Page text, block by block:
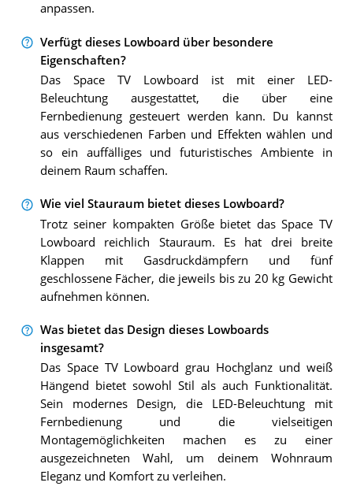
anpassen.
Verfügt dieses Lowboard über besondere
Eigenschaften?
Das Space TV Lowboard ist mit einer LED-
Beleuchtung ausgestattet, die über eine
Fernbedienung gesteuert werden kann. Du kannst
aus verschiedenen Farben und Effekten wählen und
so ein auffälliges und futuristisches Ambiente in
deinem Raum schaffen.
Wie viel Stauraum bietet dieses Lowboard?
Trotz seiner kompakten Größe bietet das Space TV
Lowboard reichlich Stauraum. Es hat drei breite
Klappen mit Gasdruckdämpfern und fünf
geschlossene Fächer, die jeweils bis zu 20 kg Gewicht
aufnehmen können.
Was bietet das Design dieses Lowboards
insgesamt?
Das Space TV Lowboard grau Hochglanz und weiß
Hängend bietet sowohl Stil als auch Funktionalität.
Sein modernes Design, die LED-Beleuchtung mit
Fernbedienung und die vielseitigen
Montagemöglichkeiten machen es zu einer
ausgezeichneten Wahl, um deinem Wohnraum
Eleganz und Komfort zu verleihen.